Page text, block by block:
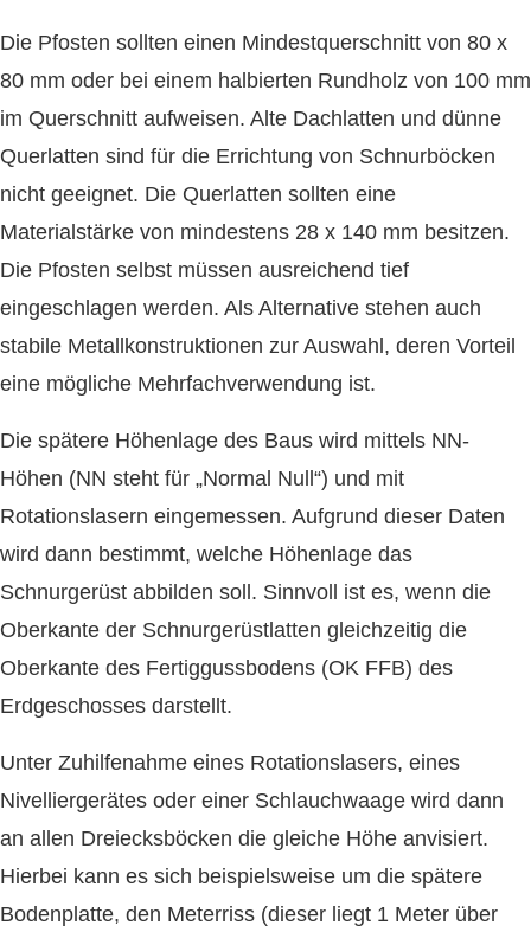
Die Pfosten sollten einen Mindestquerschnitt von 80 x
80 mm oder bei einem halbierten Rundholz von 100 mm
im Querschnitt aufweisen. Alte Dachlatten und dünne
Querlatten sind für die Errichtung von Schnurböcken
nicht geeignet. Die Querlatten sollten eine
Materialstärke von mindestens 28 x 140 mm besitzen.
Die Pfosten selbst müssen ausreichend tief
eingeschlagen werden. Als Alternative stehen auch
stabile Metallkonstruktionen zur Auswahl, deren Vorteil
eine mögliche Mehrfachverwendung ist.
Die spätere Höhenlage des Baus wird mittels NN-
Höhen (NN steht für „Normal Null“) und mit
Rotationslasern eingemessen. Aufgrund dieser Daten
wird dann bestimmt, welche Höhenlage das
Schnurgerüst abbilden soll. Sinnvoll ist es, wenn die
Oberkante der Schnurgerüstlatten gleichzeitig die
Oberkante des Fertiggussbodens (OK FFB) des
Erdgeschosses darstellt.
Unter Zuhilfenahme eines Rotationslasers, eines
Nivelliergerätes oder einer Schlauchwaage wird dann
an allen Dreiecksböcken die gleiche Höhe anvisiert.
Hierbei kann es sich beispielsweise um die spätere
Bodenplatte, den Meterriss (dieser liegt 1 Meter über